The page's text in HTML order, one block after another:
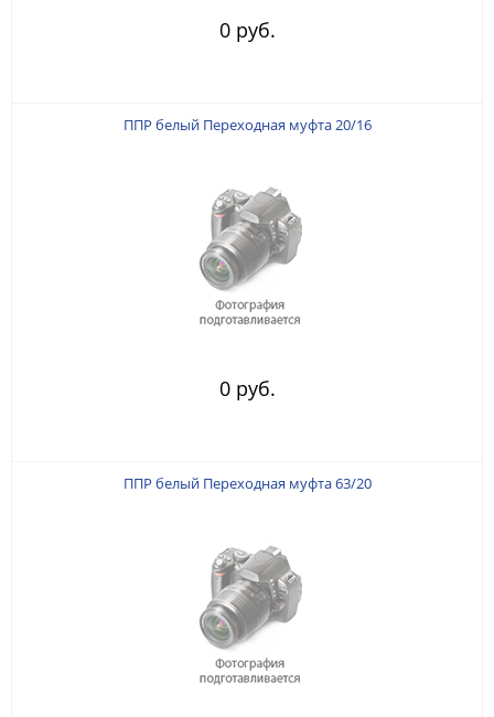
0 руб.
ППР белый Переходная муфта 20/16
0 руб.
ППР белый Переходная муфта 63/20